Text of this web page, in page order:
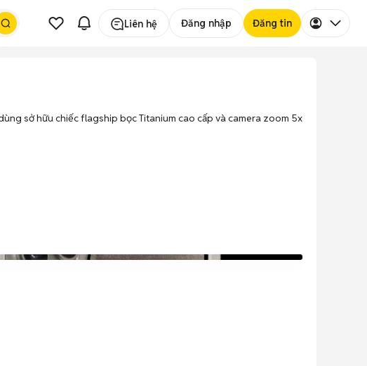
Liên hệ Đăng nhập Đăng tin
sở hữu chiếc flagship bọc Titanium cao cấp và camera zoom 5x